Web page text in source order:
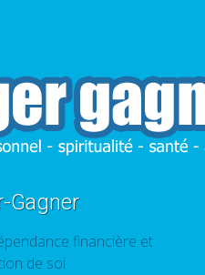
Gagner
financière et
de soi